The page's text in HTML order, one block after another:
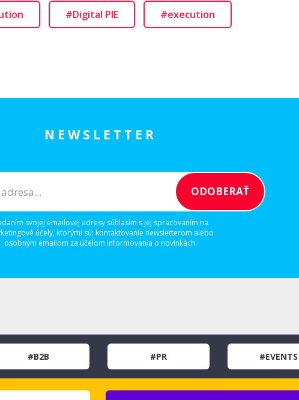
#Digital PIE #execution
NEWSLETTER
svojej emailovej adresy súhlasím s jej spracovaním na
účely, ktorými sú: kontaktovanie newsletterom alebo
osobným emailom za účelom informovania o novinkách.
#B2B #PR #EVENTS